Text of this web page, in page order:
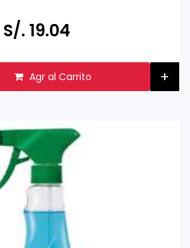
dermatológicamente probado y
vegano
S/. 19.04
Agr al Carrito +